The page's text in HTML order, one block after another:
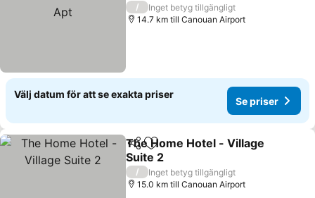
/
Inget betyg tillgängligt
14.7 km till Canouan Airport
Välj datum för att se exakta priser
Se priser
Dela Lägg till i Mina Favoriter
The Home Hotel - Village
Suite 2
/
Inget betyg tillgängligt
15.0 km till Canouan Airport